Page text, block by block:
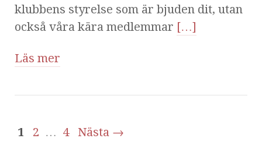
klubbens styrelse som är bjuden dit, utan
också våra kära medlemmar […]
Läs mer
1 2 … 4 Nästa →